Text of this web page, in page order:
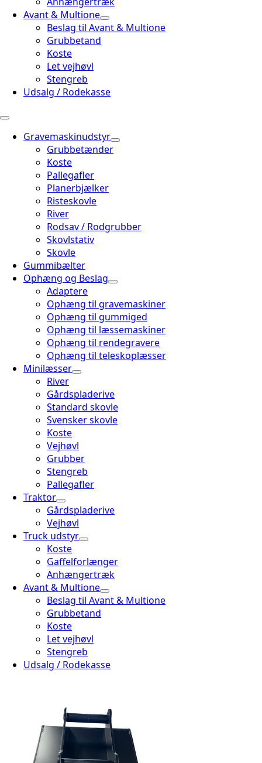
Avant & Multione
Beslag til Avant & Multione
Grubbetand
Koste
Let vejhøvl
Stengreb
Udsalg / Rodekasse
Gravemaskinudstyr
Grubbetænder
Koste
Pallegafler
Planerbjælker
Risteskovle
River
Rodsav / Rodgrubber
Skovlstativ
Skovle
Gummibælter
Ophæng og Beslag
Adaptere
Ophæng til gravemaskiner
Ophæng til gummiged
Ophæng til læssemaskiner
Ophæng til rendegravere
Ophæng til teleskoplæsser
Minilæsser
River
Gårdspladerive
Standard skovle
Svensker skovle
Koste
Vejhøvl
Grubber
Stengreb
Pallegafler
Traktor
Gårdspladerive
Vejhøvl
Truck udstyr
Koste
Gaffelforlænger
Anhængertræk
Avant & Multione
Beslag til Avant & Multione
Grubbetand
Koste
Let vejhøvl
Stengreb
Udsalg / Rodekasse